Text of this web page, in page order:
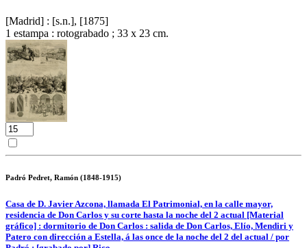
[Madrid] : [s.n.], [1875]
1 estampa : rotograbado ; 33 x 23 cm.
Padró Pedret, Ramón (1848-1915)
Casa de D. Javier Azcona, llamada El Patrimonial, en la calle mayor,
residencia de Don Carlos y su corte hasta la noche del 2 actual [Material
gráfico] : dormitorio de Don Carlos : salida de Don Carlos, Elío, Mendiri y
Patero con dirección a Estella, á las once de la noche del 2 del actual / por